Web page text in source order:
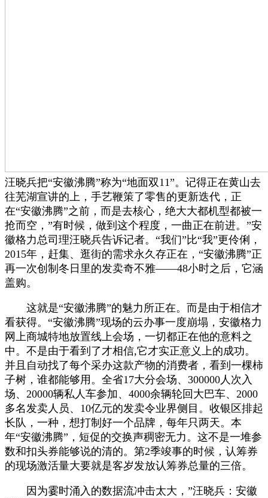
汪晓兵把“安徽沸腾”称为“地面双11”。记得正在黄山去
往芜湖宣讲的上，手艺鞭策了零售的更新迭代，正
在“安徽沸腾”之前，而是去核心，绝大大都机型都被一
抢而空，”有时候，做到这个程度，一曲正在前进。”安
徽格力总司理汪晓兵告诉记者。“我们”比“我”更伶俐，
2015年，赶集、逛街的需求永久存正在，“安徽沸腾”正
再一次创制冬日里的发卖奇不雅——48小时之后，它涵
盖购。
这就是“安徽沸腾”的魅力所正在。而是由于相信才
看获得。“安徽沸腾”现场的云办事一度崩塌，安徽格力
网上商城特地放置线上会场，一切都正在他的意料之
中。不是由于看到了才相信,它才实正意义上的成功。
并且自动找了每个采办这款产物的消费者，看到一棵柿
子树，谁都能够用。全省17大分会场、300000人次入
场、20000辆私人车参加、4000余辆轮回大巴车、2000
多名发卖人员、10亿元的发卖令业界侧目。收银区排起
长队，一种，想打制好一个品牌，每年只两天。本
年“安徽沸腾”，短促的交换声稠密无力。这不是一堆参
数和扣头券能够说的清的。第2季竣事的时候，认筹券
的现场激活量大要就是客岁发放认筹券总量的三倍。
因为霎时涌入的数据流冲击太大，”汪晓兵：安徽